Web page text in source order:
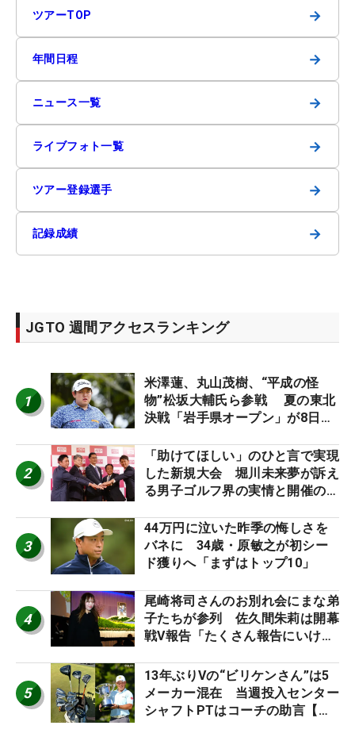
ツアーTOP →
年間日程 →
ニュース一覧 →
ライブフォト一覧 →
ツアー登録選手 →
記録成績 →
JGTO 週間アクセスランキング
1
米澤蓮、丸山茂樹、“平成の怪
物”松坂大輔氏ら参戦 夏の東北
決戦「岩手県オープン」が8日開
2
「助けてほしい」のひと言で実現
した新規大会 堀川未来夢が訴え
る男子ゴルフ界の実情と開催の舞
3
44万円に泣いた昨季の悔しさを
バネに 34歳・原敏之が初シー
ド獲りへ「まずはトップ10」
4
尾崎将司さんのお別れ会にまな弟
子たちが参列 佐久間朱莉は開幕
戦V報告「たくさん報告にいける
5
13年ぶりVの“ビリケンさん”は5
メーカー混在 当週投入センター
シャフトPTはコーチの助言【勝